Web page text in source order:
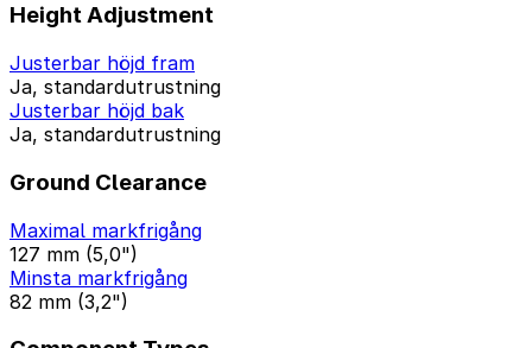
Height Adjustment
Justerbar höjd fram
Ja, standardutrustning
Justerbar höjd bak
Ja, standardutrustning
Ground Clearance
Maximal markfrigång
127 mm (5,0")
Minsta markfrigång
82 mm (3,2")